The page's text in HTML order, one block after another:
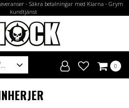
- Säkra betalningar med Klarna - Grym
kundtjänst
SV 0